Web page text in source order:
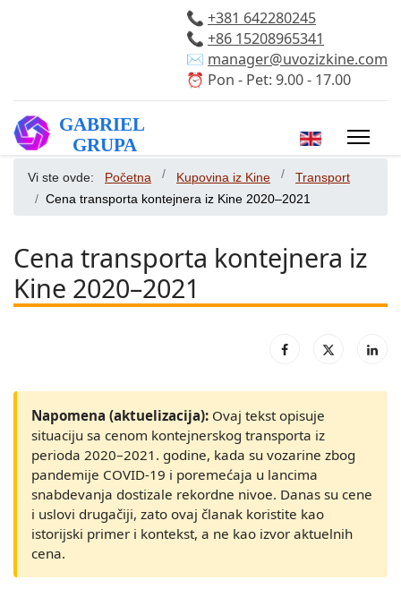
📞 +381 642280245
📞 +86 15208965341
✉️ manager@uvozizkine.com
⏰ Pon - Pet: 9.00 - 17.00
Izaberite vaš
Vi ste ovde: Početna Kupovina iz Kine
Transport
Cena transporta kontejnera iz Kine 2020–2021
Cena transporta kontejnera iz
Kine 2020–2021
Napomena (aktuelizacija): Ovaj tekst opisuje
situaciju sa cenom kontejnerskog transporta iz
perioda 2020–2021. godine, kada su vozarine zbog
pandemije COVID‑19 i poremećaja u lancima
snabdevanja dostizale rekordne nivoe. Danas su cene
i uslovi drugačiji, zato ovaj članak koristite kao
istorijski primer i kontekst, a ne kao izvor aktuelnih
cena.